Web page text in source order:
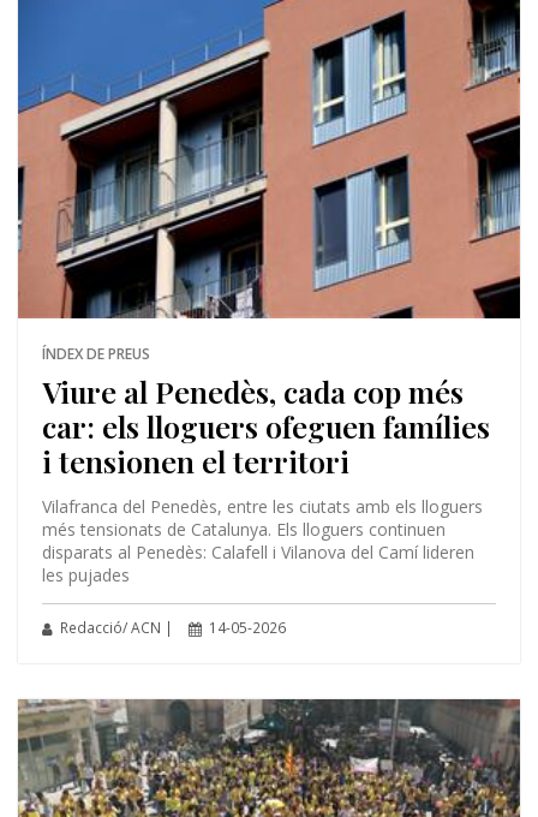
ÍNDEX DE PREUS
Viure al Penedès, cada cop més
car: els lloguers ofeguen famílies
i tensionen el territori
Vilafranca del Penedès, entre les ciutats amb els lloguers
més tensionats de Catalunya. Els lloguers continuen
disparats al Penedès: Calafell i Vilanova del Camí lideren
les pujades
Redacció/ ACN | 14-05-2026